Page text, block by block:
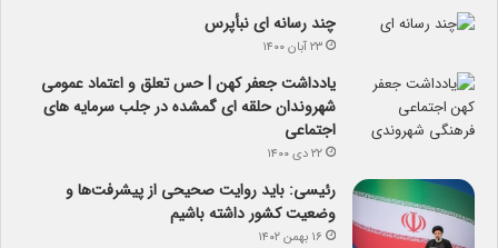
چند رسانه ای نبأپرس
۲۳ آبان ۱۴۰۰
یادداشت جعفر کهن | حس تعلق و اعتماد عمومی
شهروندان حلقه ای گمشده در جلب سرمایه های
اجتماعی
۲۲ دی ۱۴۰۰
رئیسی: باید روایت صحیحی از پیشرفت‌ها و
وضعیت کشور داشته باشیم
۱۶ بهمن ۱۴۰۲